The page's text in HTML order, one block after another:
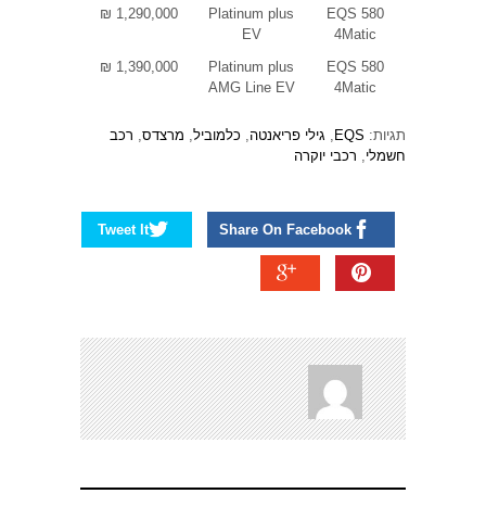
EQS 580
4Matic
Platinum plus
EV
1,290,000 ₪
EQS 580
4Matic
Platinum plus
AMG Line EV
1,390,000 ₪
תגיות: EQS
, גילי פריאנטה, כלמוביל, מרצדס, רכב
חשמלי, רכבי יוקרה
Share On Facebook
Tweet It